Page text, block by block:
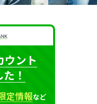
ウント
！
定情報など